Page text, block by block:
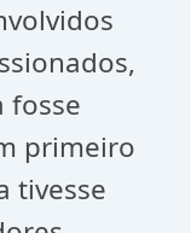
fosse
primeiro
tivesse